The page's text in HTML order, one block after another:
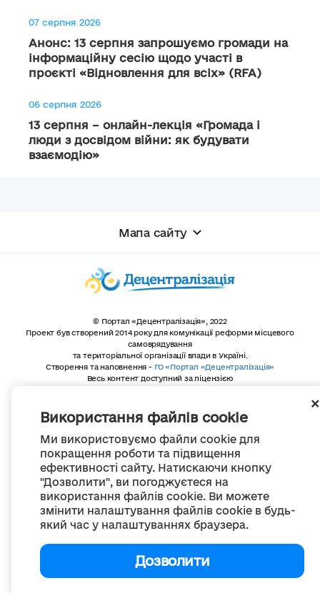
Використання файлів cookie
Ми використовуємо файли cookie для
покращення роботи та підвищення
ефективності сайту. Натискаючи кнопку
"Дозволити", ви погоджуєтеся на
використання файлів cookie. Ви можете
змінити налаштування файлів cookie в будь-
який час у налаштуваннях браузера.
Дозволити
07 серпня 2026
Анонс: 13 серпня запрошуємо громади на
інформаційну сесію щодо участі в
проєкті «Відновлення для всіх» (RFA)
06 серпня 2026
13 серпня – онлайн-лекція «Громада і
люди з досвідом війни: як будувати
взаємодію»
Мапа сайту
© Портал «Децентралізація», 2022
Проект був створений 2014 року для комунікації реформи місцевого
самоврядування
та територіальної організації влади в Україні.
Створення та наповнення - ГО «Портал «Децентралізація»
Весь контент доступний за ліцензією